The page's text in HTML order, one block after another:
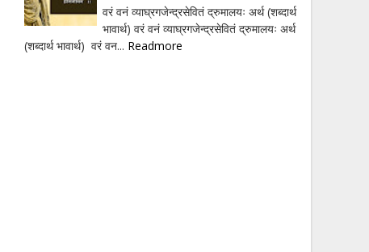
वरं वनं व्याघ्रगजेन्द्रसेवितं द्रुमालयः अर्थ (शब्दार्थ
भावार्थ) वरं वनं व्याघ्रगजेन्द्रसेवितं द्रुमालयः अर्थ
(शब्दार्थ भावार्थ) वरं वन... Readmore